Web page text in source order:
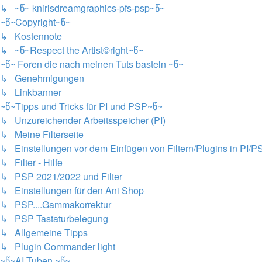
↳ ~წ~ knirisdreamgraphics-pfs-psp~წ~
~წ~Copyright~წ~
↳ Kostennote
↳ ~წ~Respect the Artist©right~წ~
~წ~ Foren die nach meinen Tuts basteln ~წ~
↳ Genehmigungen
↳ Linkbanner
~წ~Tipps und Tricks für PI und PSP~წ~
↳ Unzureichender Arbeitsspeicher (PI)
↳ Meine Filterseite
↳ Einstellungen vor dem Einfügen von Filtern/Plugins in PI/
↳ Filter - Hilfe
↳ PSP 2021/2022 und Filter
↳ Einstellungen für den Ani Shop
↳ PSP....Gammakorrektur
↳ PSP Tastaturbelegung
↳ Allgemeine Tipps
↳ Plugin Commander light